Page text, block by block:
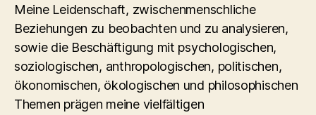
Meine Leidenschaft, zwischenmenschliche
Beziehungen zu beobachten und zu analysieren,
sowie die Beschäftigung mit psychologischen,
soziologischen, anthropologischen, politischen,
ökonomischen, ökologischen und philosophischen
Themen prägen meine vielfältigen